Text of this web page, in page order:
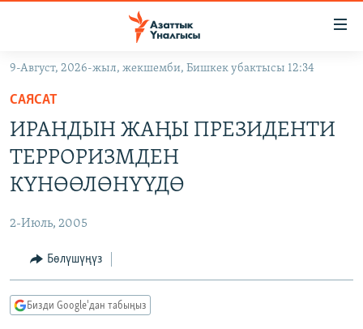
Навигацияга
өтүңүз
Издөөгө
салыңыз
САЯСАТ
МАДАНИЯТ
ДҮЙНӨ
УКРАИНА
ТВ ПРОГРАММАЛАР
БҮГҮН АЗАТТЫКТА
ПОДКАСТ
9-Август, 2026-жыл, жекшемби, Бишкек убактысы 12:34
САЯСАТ
ИРАНДЫН ЖАҢЫ ПРЕЗИДЕНТИ
ТЕРРОРИЗМДЕН
КҮНӨӨЛӨНҮҮДӨ
2-Июль, 2005
Бөлүшүңүз
Бизди Google'дан табыңыз